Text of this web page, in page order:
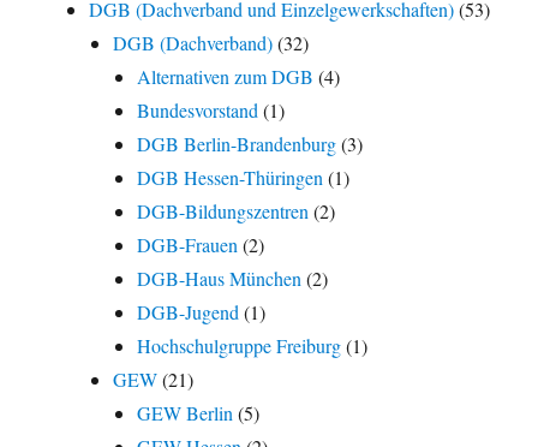
DGB (Dachverband und Einzelgewerkschaften)(53)
DGB (Dachverband)(32)
Alternativen zum DGB (4)
Bundesvorstand (1)
DGB Berlin-Brandenburg(3)
DGB Hessen-Thüringen (1)
DGB-Bildungszentren (2)
DGB-Frauen (2)
DGB-Haus München (2)
DGB-Jugend (1)
Hochschulgruppe Freiburg(1)
GEW(21)
GEW Berlin (5)